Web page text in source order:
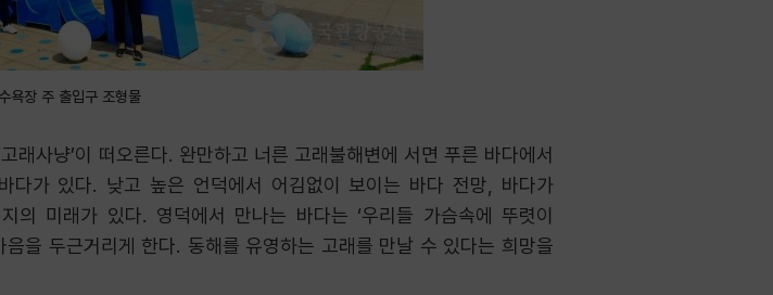
욕장 주 출입구 조형물
사냥’이 떠오른다. 완만하고 너른 고래불해변에 서면 푸른 바다에서
가 있다. 낮고 높은 언덕에서 어김없이 보이는 바다 전망, 바다가
미래가 있다. 영덕에서 만나는 바다는 ‘우리들 가슴속에 뚜렷이
을 두근거리게 한다. 동해를 유영하는 고래를 만날 수 있다는 희망을